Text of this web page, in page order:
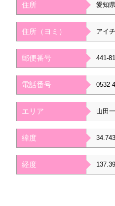
住所 愛知
住所（ヨミ） アイ
郵便番号 441-
電話番号 0532-
エリア 山田
緯度
経度